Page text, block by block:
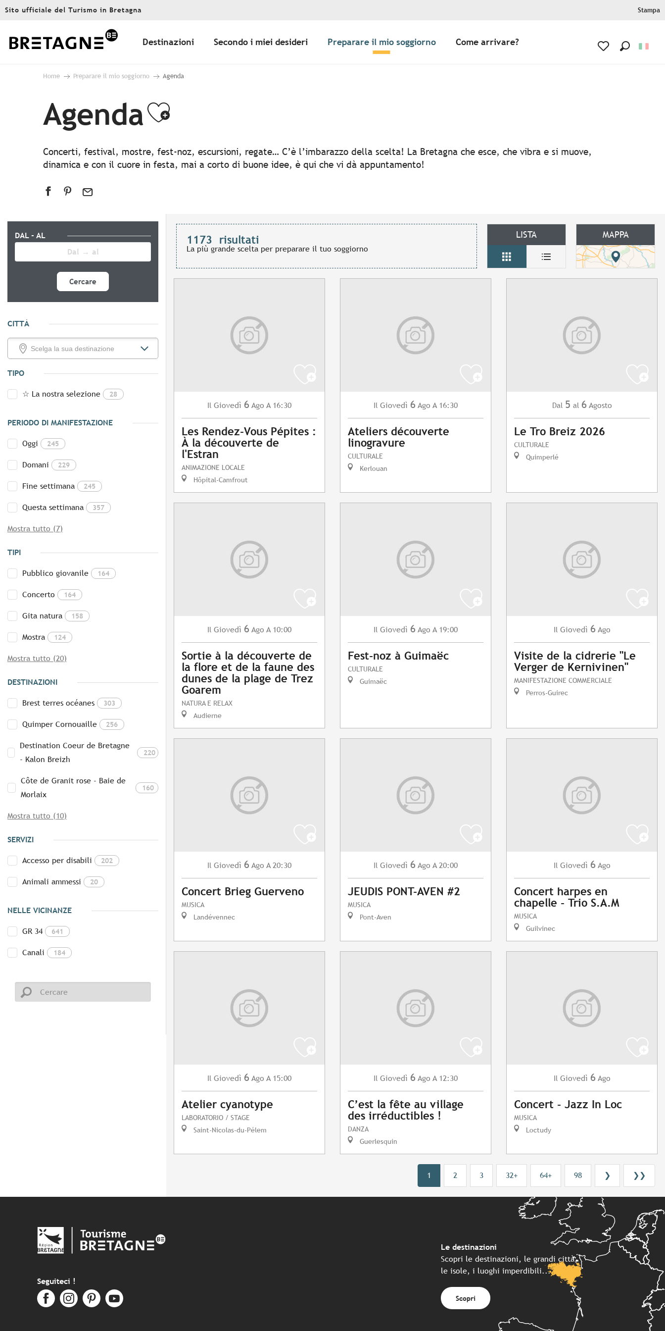
Aller
principal
Sito ufficiale del Turismo in Bretagna Stampa
Destinazioni Secondo i miei desideri Preparare il mio soggiorno Come arrivare?
Home Preparare il mio soggiorno Agenda
AgendaAjouter aux favoris
Concerti, festival, mostre, fest-noz, escursioni, regate… C’è l’imbarazzo della scelta! La Bretagna che esce, che vibra e si muove,
dinamica e con il cuore in festa, mai a corto di buone idee, è qui che vi dà appuntamento!
DAL - AL
Cercare
CITTÀ
TIPO
☆ La nostra selezione 28
PERIODO DI MANIFESTAZIONE
Oggi 245
Domani 229
Fine settimana 245
Questa settimana 357
Mostra tutto (7)
TIPI
Pubblico giovanile 164
Concerto 164
Gita natura 158
Mostra 124
Mostra tutto (20)
DESTINAZIONI
Brest terres océanes 303
Quimper Cornouaille 256
Destination Coeur de Bretagne
- Kalon Breizh
220
Côte de Granit rose - Baie de
Morlaix
160
Mostra tutto (10)
SERVIZI
Accesso per disabili 202
Animali ammessi 20
NELLE VICINANZE
GR 34 641
Canali 184
1173 risultati
La più grande scelta per preparare il tuo soggiorno
LISTA MAPPA
Il Giovedì 6 Ago A 16:30
Les Rendez-Vous Pépites :
À la découverte de
l'Estran
ANIMAZIONE LOCALE
Hôpital-Camfrout
Il Giovedì 6 Ago A 16:30
Ateliers découverte
linogravure
CULTURALE
Kerlouan
Dal 5 al 6 Agosto
Le Tro Breiz 2026
CULTURALE
Quimperlé
Il Giovedì 6 Ago A 10:00
Sortie à la découverte de
la flore et de la faune des
dunes de la plage de Trez
Goarem
NATURA E RELAX
Audierne
Il Giovedì 6 Ago A 19:00
Fest-noz à Guimaëc
CULTURALE
Guimaëc
Il Giovedì 6 Ago
Visite de la cidrerie "Le
Verger de Kernivinen"
MANIFESTAZIONE COMMERCIALE
Perros-Guirec
Il Giovedì 6 Ago A 20:30
Concert Brieg Guerveno
MUSICA
Landévennec
Il Giovedì 6 Ago A 20:00
JEUDIS PONT-AVEN #2
MUSICA
Pont-Aven
Il Giovedì 6 Ago
Concert harpes en
chapelle - Trio S.A.M
MUSICA
Guilvinec
Il Giovedì 6 Ago A 15:00
Atelier cyanotype
LABORATORIO / STAGE
Saint-Nicolas-du-Pélem
Il Giovedì 6 Ago A 12:30
C’est la fête au village
des irréductibles !
DANZA
Guerlesquin
Il Giovedì 6 Ago
Concert - Jazz In Loc
MUSICA
Loctudy
1 2 3 32+ 64+ 98 ❯ ❯❯
Seguiteci !
Le destinazioni
Scopri le destinazioni, le grandi città,
le isole, i luoghi imperdibili...
Scopri